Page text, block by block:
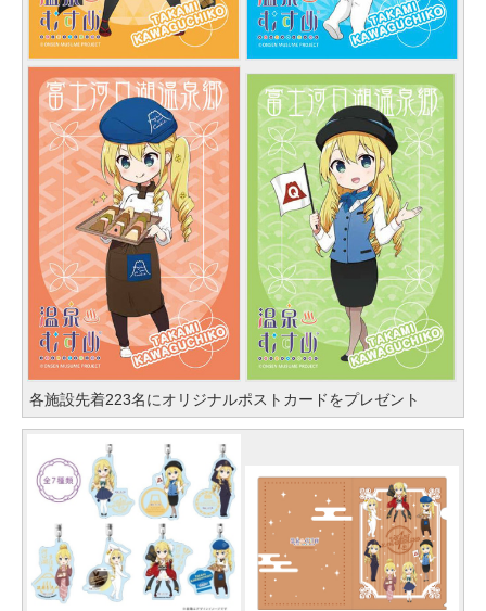
各施設先着223名にオリジナルポストカードをプレゼント